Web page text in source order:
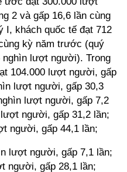
2 và gấp 16,6 lần cùng
I, khách quốc tế đạt 712
kỳ năm trước (quý
nghìn lượt người). Trong
104.000 lượt người, gấp
lượt người, gấp 30,3
lượt người, gấp 7,2
người, gấp 31,2 lần;
người, gấp 44,1 lần;
lượt người, gấp 7,1 lần;
người, gấp 28,1 lần;